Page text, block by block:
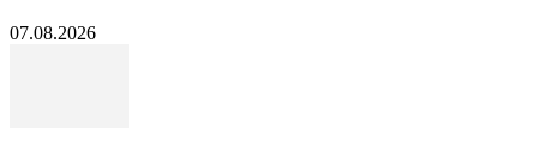
07.08.2026